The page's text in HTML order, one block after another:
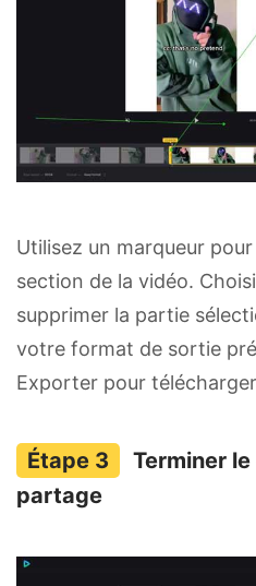
Utilisez un marqueur
section de la vidéo.
supprimer la partie
votre format de sortie
Exporter pour
Terminer
partage